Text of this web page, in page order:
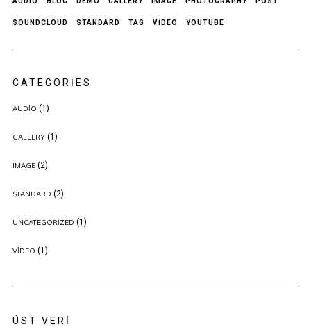
SOUNDCLOUD STANDARD TAG VIDEO YOUTUBE
CATEGORIES
AUDIO (1)
GALLERY(1)
IMAGE(2)
STANDARD (2)
UNCATEGORIZED (1)
VIDEO (1)
ÜST VERI